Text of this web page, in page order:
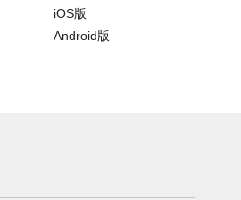
iOS版
Android版